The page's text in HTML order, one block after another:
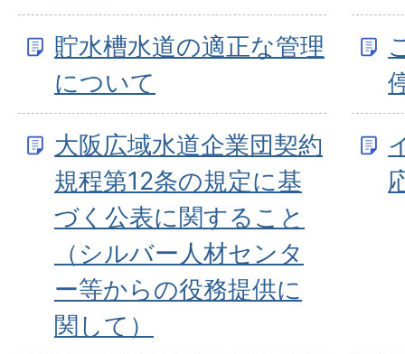
貯水槽水道の適正な管理
について
大阪広域水道企業団契約
規程第12条の規定に基
づく公表に関すること
（シルバー人材センタ
ー等からの役務提供に
関して）